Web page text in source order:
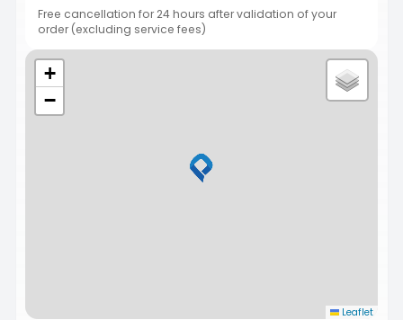
Free cancellation for 24 hours after validation of your
order (excluding service fees)
+
−
Leaflet